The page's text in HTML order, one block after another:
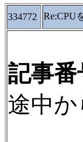
334772 Re:CPU
記事番
途中か